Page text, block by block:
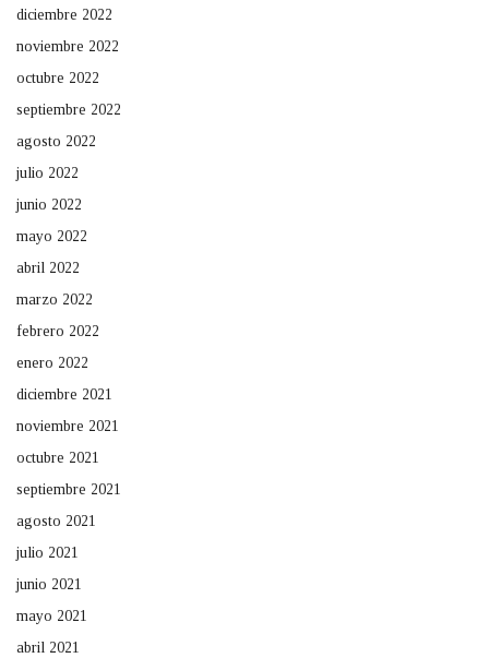
diciembre 2022
noviembre 2022
octubre 2022
septiembre 2022
agosto 2022
julio 2022
junio 2022
mayo 2022
abril 2022
marzo 2022
febrero 2022
enero 2022
diciembre 2021
noviembre 2021
octubre 2021
septiembre 2021
agosto 2021
julio 2021
junio 2021
mayo 2021
abril 2021